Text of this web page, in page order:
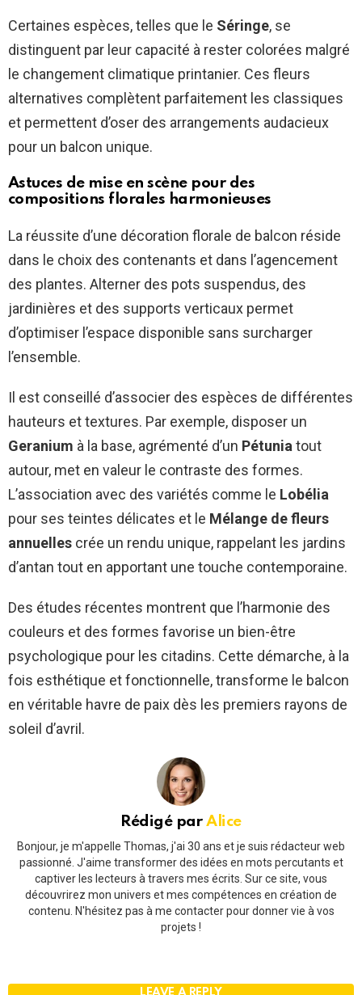
Certaines espèces, telles que le Séringe, se
distinguent par leur capacité à rester colorées malgré
le changement climatique printanier. Ces fleurs
alternatives complètent parfaitement les classiques
et permettent d’oser des arrangements audacieux
pour un balcon unique.
Astuces de mise en scène pour des
compositions florales harmonieuses
La réussite d’une décoration florale de balcon réside
dans le choix des contenants et dans l’agencement
des plantes. Alterner des pots suspendus, des
jardinières et des supports verticaux permet
d’optimiser l’espace disponible sans surcharger
l’ensemble.
Il est conseillé d’associer des espèces de différentes
hauteurs et textures. Par exemple, disposer un
Geranium à la base, agrémenté d’un Pétunia tout
autour, met en valeur le contraste des formes.
L’association avec des variétés comme le Lobélia
pour ses teintes délicates et le Mélange de fleurs
annuelles crée un rendu unique, rappelant les jardins
d’antan tout en apportant une touche contemporaine.
Des études récentes montrent que l’harmonie des
couleurs et des formes favorise un bien-être
psychologique pour les citadins. Cette démarche, à la
fois esthétique et fonctionnelle, transforme le balcon
en véritable havre de paix dès les premiers rayons de
soleil d’avril.
Rédigé parAlice
Bonjour, je m'appelle Thomas, j'ai 30 ans et je suis rédacteur web
passionné. J'aime transformer des idées en mots percutants et
captiver les lecteurs à travers mes écrits. Sur ce site, vous
découvrirez mon univers et mes compétences en création de
contenu. N'hésitez pas à me contacter pour donner vie à vos
projets !